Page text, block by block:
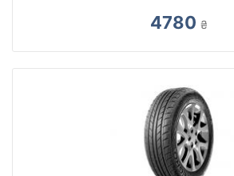
4780 ₴